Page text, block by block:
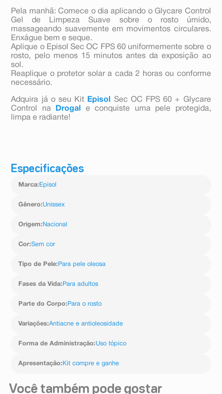
Pela manhã: Comece o dia aplicando o Glycare Control
Gel de Limpeza Suave sobre o rosto úmido,
massageando suavemente em movimentos circulares.
Enxágue bem e seque.
Aplique o Episol Sec OC FPS 60 uniformemente sobre o
rosto, pelo menos 15 minutos antes da exposição ao
sol.
Reaplique o protetor solar a cada 2 horas ou conforme
necessário.
Adquira já o seu Kit Episol
Sec OC FPS 60 + Glycare
Control na
Drogal
e conquiste uma pele protegida,
limpa e radiante!
Especificações
Marca: Episol
Gênero:Unissex
Origem: Nacional
Cor:Sem cor
Tipo de Pele: Para pele oleosa
Fases da Vida: Para adultos
Parte do Corpo: Para o rosto
Variações:Antiacne e antioleosidade
Forma de Administração:Uso tópico
Apresentação: Kit compre e ganhe
Você também pode gostar